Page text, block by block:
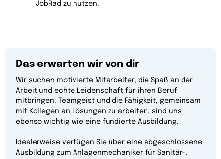
JobRad zu nutzen.
Das erwarten wir von dir
Wir suchen motivierte Mitarbeiter, die Spaß an der
Arbeit und echte Leidenschaft für ihren Beruf
mitbringen. Teamgeist und die Fähigkeit, gemeinsam
mit Kollegen an Lösungen zu arbeiten, sind uns
ebenso wichtig wie eine fundierte Ausbildung.
Idealerweise verfügen Sie über eine abgeschlossene
Ausbildung zum Anlagenmechaniker für Sanitär-,